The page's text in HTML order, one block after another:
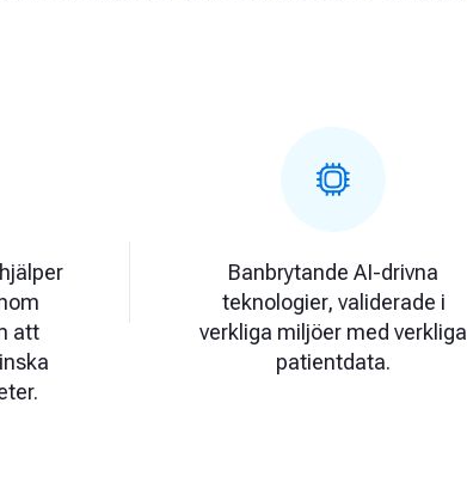
att
Banbrytande AI-drivna
teknologier, validerade i
verkliga miljöer med verkliga
patientdata.